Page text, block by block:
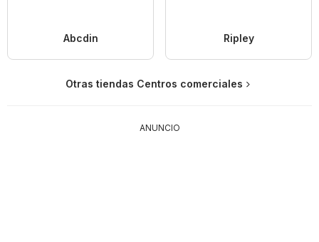
Abcdin Ripley
Otras tiendas Centros comerciales
ANUNCIO